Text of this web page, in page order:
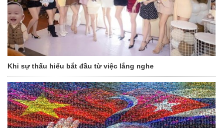
Khi sự thấu hiểu bắt đầu từ việc lắng nghe